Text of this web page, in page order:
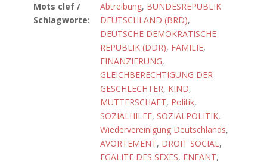
Mots clef /
Schlagworte:
Abtreibung, BUNDESREPUBLIK
DEUTSCHLAND (BRD),
DEUTSCHE DEMOKRATISCHE
REPUBLIK (DDR), FAMILIE,
FINANZIERUNG,
GLEICHBERECHTIGUNG DER
GESCHLECHTER, KIND,
MUTTERSCHAFT, Politik,
SOZIALHILFE, SOZIALPOLITIK,
Wiedervereinigung Deutschlands,
AVORTEMENT, DROIT SOCIAL,
EGALITE DES SEXES, ENFANT,